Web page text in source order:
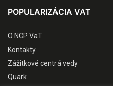
POPULARIZÁCIA VAT
O NCP VaT
Kontakty
Zážitkové centrá vedy
Quark